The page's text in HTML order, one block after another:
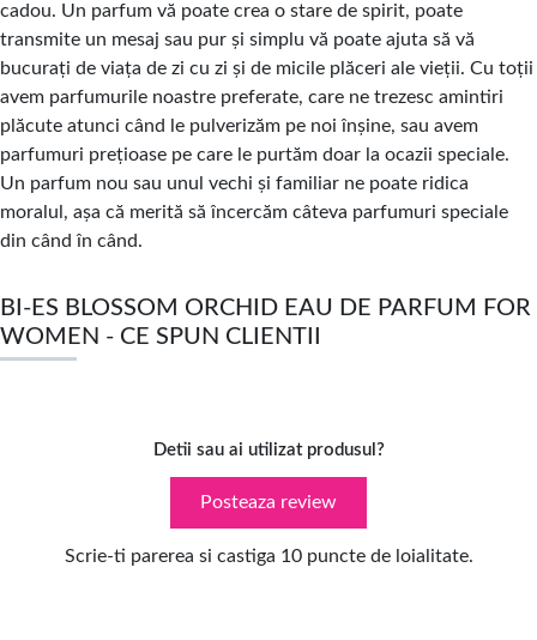
cadou. Un parfum vă poate crea o stare de spirit, poate
transmite un mesaj sau pur și simplu vă poate ajuta să vă
bucurați de viața de zi cu zi și de micile plăceri ale vieții. Cu toții
avem parfumurile noastre preferate, care ne trezesc amintiri
plăcute atunci când le pulverizăm pe noi înșine, sau avem
parfumuri prețioase pe care le purtăm doar la ocazii speciale.
Un parfum nou sau unul vechi și familiar ne poate ridica
moralul, așa că merită să încercăm câteva parfumuri speciale
din când în când.
BI-ES BLOSSOM ORCHID EAU DE PARFUM FOR
WOMEN - CE SPUN CLIENTII
Detii sau ai utilizat produsul?
Posteaza review
Scrie-ti parerea si castiga 10 puncte de loialitate.